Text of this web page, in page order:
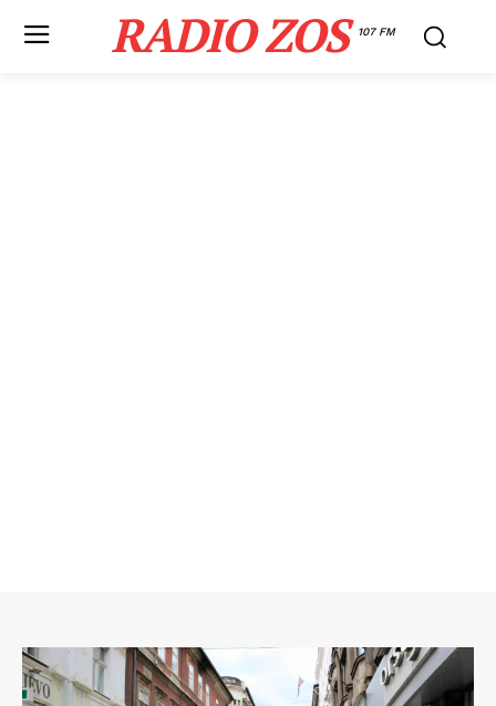
RADIO ZOS 107 FM